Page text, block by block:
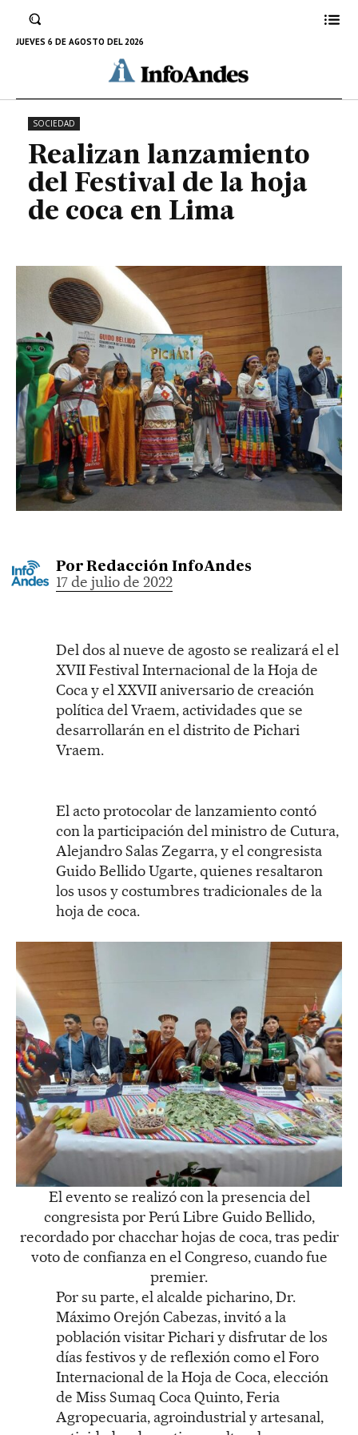
JUEVES 6 DE AGOSTO DEL 2026
Realizan lanzamiento del Festival
de la hoja de coca en Lima
17 DE JULIO DE 2022
SOCIEDAD
Realizan lanzamiento
del Festival de la hoja
de coca en Lima
Por Redacción InfoAndes
17 de julio de 2022
Del dos al nueve de agosto se realizará el el
XVII Festival Internacional de la Hoja de
Coca y el XXVII aniversario de creación
política del Vraem, actividades que se
desarrollarán en el distrito de Pichari
Vraem.
El acto protocolar de lanzamiento contó
con la participación del ministro de Cutura,
Alejandro Salas Zegarra, y el congresista
Guido Bellido Ugarte, quienes resaltaron
los usos y costumbres tradicionales de la
hoja de coca.
El evento se realizó con la presencia del
congresista por Perú Libre Guido Bellido,
recordado por chacchar hojas de coca, tras pedir
voto de confianza en el Congreso, cuando fue
premier.
Por su parte, el alcalde picharino, Dr.
Máximo Orejón Cabezas, invitó a la
población visitar Pichari y disfrutar de los
días festivos y de reflexión como el Foro
Internacional de la Hoja de Coca, elección
de Miss Sumaq Coca Quinto, Feria
Agropecuaria, agroindustrial y artesanal,